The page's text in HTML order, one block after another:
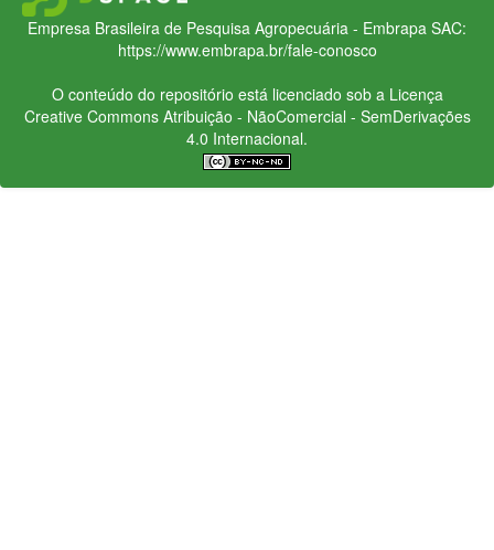
Empresa Brasileira de Pesquisa Agropecuária - Embrapa SAC:
https://www.embrapa.br/fale-conosco
O conteúdo do repositório está licenciado sob a Licença
Creative CommonsAtribuição - NãoComercial - SemDerivações
4.0 Internacional.